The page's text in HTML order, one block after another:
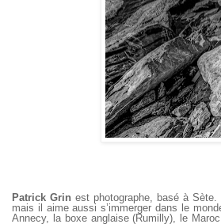
Patrick Grin est photographe, basé à
mais il aime aussi s’immerger dans le
Annecy, la boxe anglaise (Rumilly), le